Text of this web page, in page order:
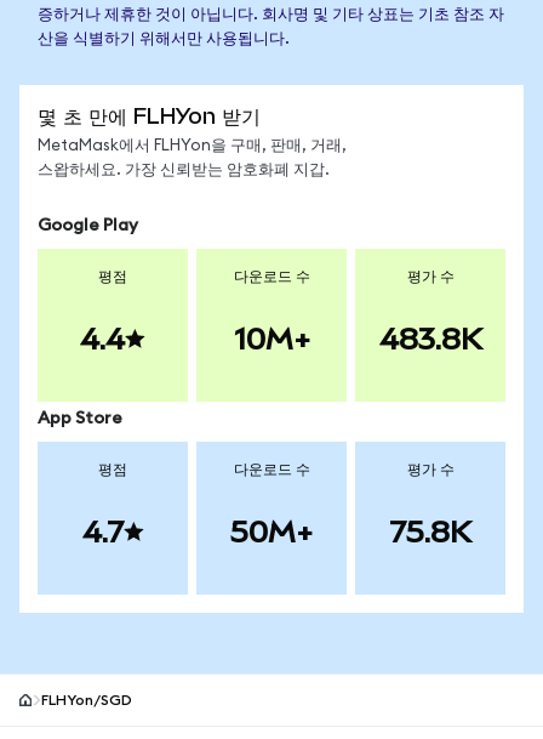
증하거나 제휴한 것이 아닙니다. 회사명 및 기타 상표는 기초 참조 자
산을 식별하기 위해서만 사용됩니다.
몇 초 만에 FLHYon 받기
MetaMask에서 FLHYon을 구매, 판매, 거래,
스왑하세요. 가장 신뢰받는 암호화폐 지갑.
Google Play
평점
4.4
다운로드 수
10M+
평가 수
483.8K
App Store
평점
4.7
다운로드 수
50M+
평가 수
75.8K
FLHYon/SGD